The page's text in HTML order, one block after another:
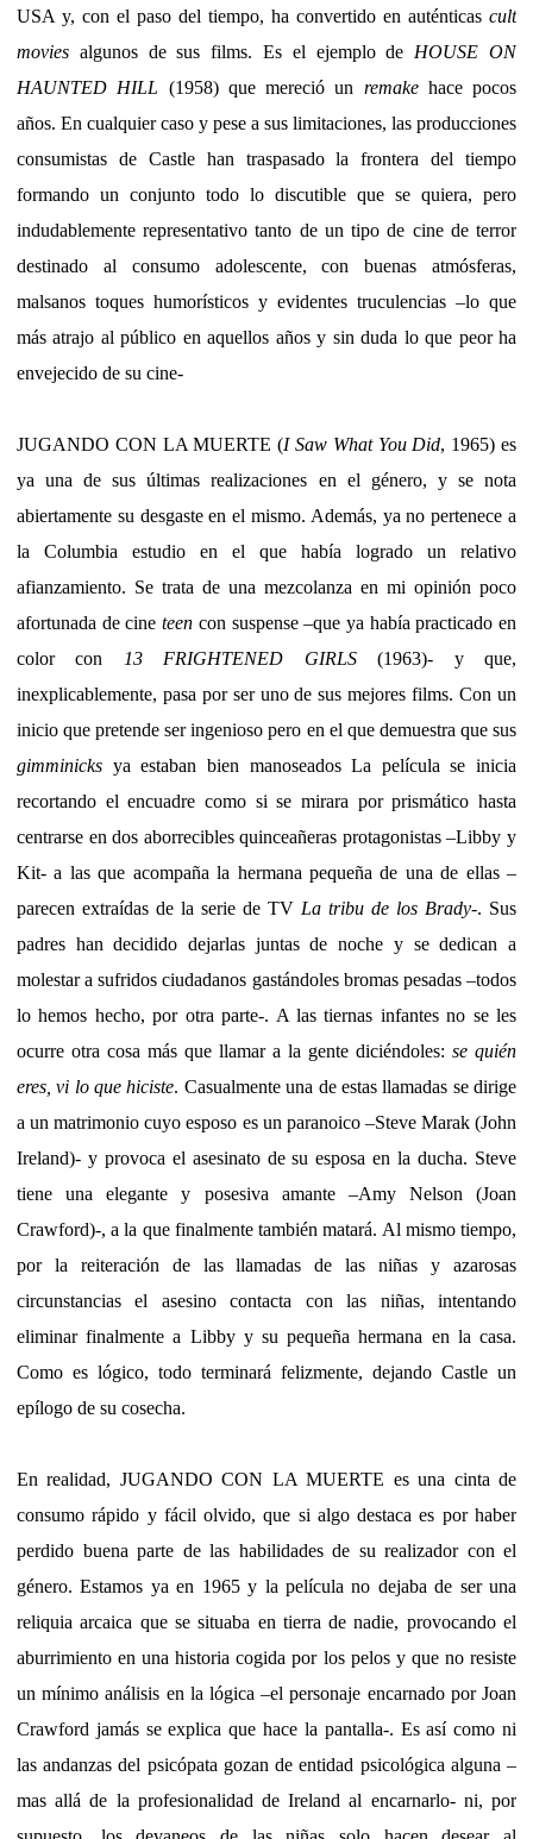
USA y, con el paso del tiempo, ha convertido en auténticas cult
movies algunos de sus films. Es el ejemplo de HOUSE ON
HAUNTED HILL (1958) que mereció un remakehace pocos
años. En cualquier caso y pese a sus limitaciones, las producciones
consumistas de Castle han traspasado la frontera del tiempo
formando un conjunto todo lo discutible que se quiera, pero
indudablemente representativo tanto de un tipo de cine de terror
destinado al consumo adolescente, con buenas atmósferas,
malsanos toques humorísticos y evidentes truculencias –lo que
más atrajo al público en aquellos años y sin duda lo que peor ha
envejecido de su cine-
JUGANDO CON LA MUERTE (I Saw What You Did, 1965) es
ya una de sus últimas realizaciones en el género, y se nota
abiertamente su desgaste en el mismo. Además, ya no pertenece a
la Columbia estudio en el que había logrado un relativo
afianzamiento. Se trata de una mezcolanza en mi opinión poco
afortunada de cineteen con suspense –que ya había practicado en
color con
13 FRIGHTENED GIRLS(1963)- y que,
inexplicablemente, pasa por ser uno de sus mejores films. Con un
inicio que pretende ser ingenioso pero en el que demuestra que sus
gimminicks ya estaban bien manoseados La película se inicia
recortando el encuadre como si se mirara por prismático hasta
centrarse en dos aborrecibles quinceañeras protagonistas –Libby y
Kit- a las que acompaña la hermana pequeña de una de ellas –
parecen extraídas de la serie de TV La tribu de los Brady-. Sus
padres han decidido dejarlas juntas de noche y se dedican a
molestar a sufridos ciudadanos gastándoles bromas pesadas –todos
lo hemos hecho, por otra parte-. A las tiernas infantes no se les
ocurre otra cosa más que llamar a la gente diciéndoles: se quién
eres, vi lo que hiciste. Casualmente una de estas llamadas se dirige
a un matrimonio cuyo esposo es un paranoico –Steve Marak (John
Ireland)- y provoca el asesinato de su esposa en la ducha. Steve
tiene una elegante y posesiva amante –Amy Nelson (Joan
Crawford)-, a la que finalmente también matará. Al mismo tiempo,
por la reiteración de las llamadas de las niñas y azarosas
circunstancias el asesino contacta con las niñas, intentando
eliminar finalmente a Libby y su pequeña hermana en la casa.
Como es lógico, todo terminará felizmente, dejando Castle un
epílogo de su cosecha.
En realidad, JUGANDO CON LA MUERTE es una cinta de
consumo rápido y fácil olvido, que si algo destaca es por haber
perdido buena parte de las habilidades de su realizador con el
género. Estamos ya en 1965 y la película no dejaba de ser una
reliquia arcaica que se situaba en tierra de nadie, provocando el
aburrimiento en una historia cogida por los pelos y que no resiste
un mínimo análisis en la lógica –el personaje encarnado por Joan
Crawford jamás se explica que hace la pantalla-. Es así como ni
las andanzas del psicópata gozan de entidad psicológica alguna –
mas allá de la profesionalidad de Ireland al encarnarlo- ni, por